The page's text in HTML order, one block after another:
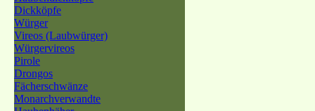
Dickköpfe
Würger
Vireos (Laubwürger)
Würgervireos
Pirole
Drongos
Fächerschwänze
Monarchverwandte